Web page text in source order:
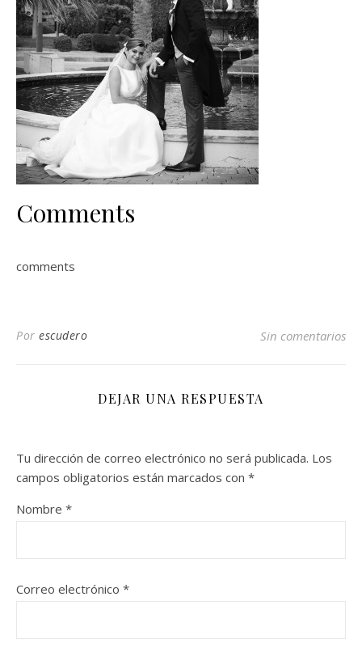
Comments
comments
Por escudero Sin comentarios
DEJAR UNA RESPUESTA
Tu dirección de correo electrónico no será publicada. Los
campos obligatorios están marcados con *
Nombre *
Correo electrónico *